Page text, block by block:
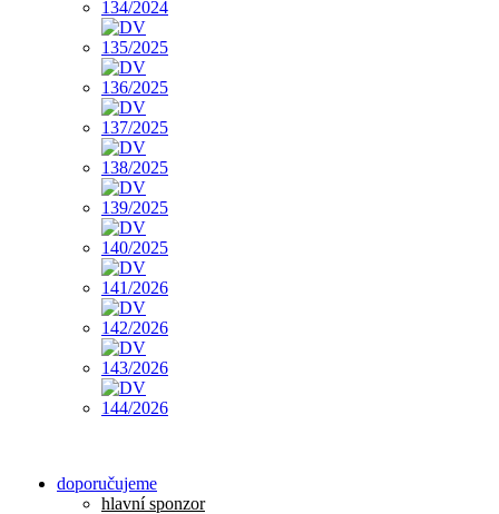
doporučujeme
hlavní sponzor